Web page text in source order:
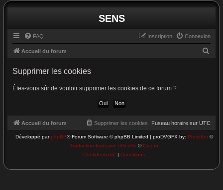
SENS
FAQ Connexion
Inscription
Accueil du forum
c
h
Supprimer les cookies
Êtes-vous sûr de vouloir supprimer les cookies de ce forum ?
Accueil du forum Fuseau horaire sur UTC
Supprimer les cookies
Développé parphpBB® Forum Software © phpBB Limited | proDVGFX by: Prosk8er©
Traduction française officielle ©Qiaeru
Confidentialité | Conditions